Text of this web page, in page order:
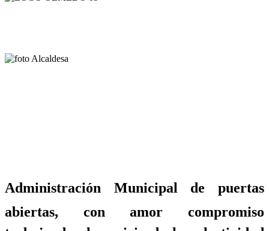
Administración Municipal de puertas
abiertas, con amor compromiso